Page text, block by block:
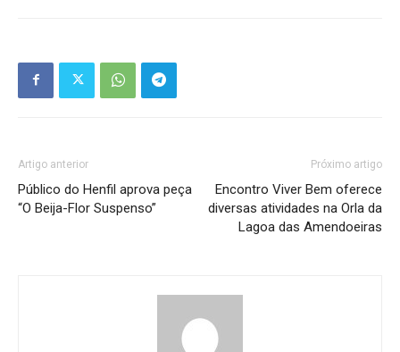
Artigo anterior
Público do Henfil aprova peça
“O Beija-Flor Suspenso”
Próximo artigo
Encontro Viver Bem oferece
diversas atividades na Orla da
Lagoa das Amendoeiras